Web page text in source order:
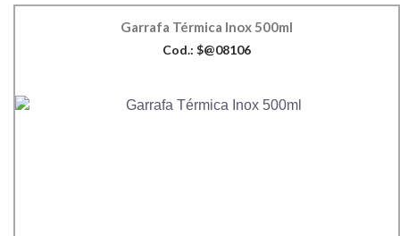
Garrafa Térmica Inox 500ml
Cod.: $@08106